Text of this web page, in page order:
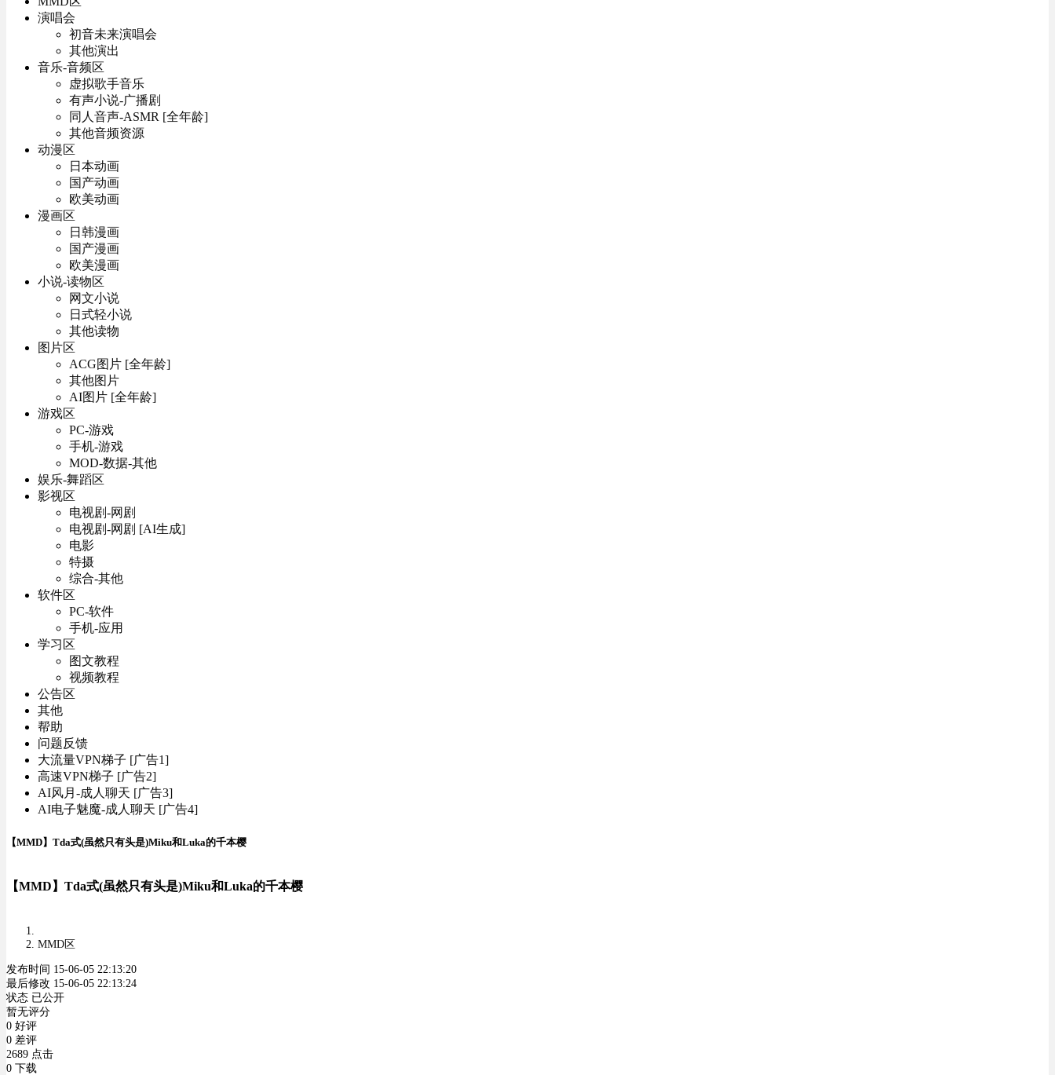
演唱会
初音未来演唱会
其他演出
音乐-音频区
虚拟歌手音乐
有声小说-广播剧
同人音声-ASMR [全年龄]
其他音频资源
动漫区
日本动画
国产动画
欧美动画
漫画区
日韩漫画
国产漫画
欧美漫画
小说-读物区
网文小说
日式轻小说
其他读物
图片区
ACG图片 [全年龄]
其他图片
AI图片 [全年龄]
游戏区
PC-游戏
手机-游戏
MOD-数据-其他
娱乐-舞蹈区
影视区
电视剧-网剧
电视剧-网剧 [AI生成]
电影
特摄
综合-其他
软件区
PC-软件
手机-应用
学习区
图文教程
视频教程
公告区
其他
帮助
问题反馈
大流量VPN梯子 [广告1]
高速VPN梯子 [广告2]
AI风月-成人聊天 [广告3]
AI电子魅魔-成人聊天 [广告4]
【MMD】Tda式(虽然只有头是)Miku和Luka的千本樱
【MMD】Tda式(虽然只有头是)Miku和Luka的千本樱
MMD区
发布时间 15-06-05 22:13:20
最后修改 15-06-05 22:13:24
状态 已公开
暂无评分
0 好评
0 差评
2689 点击
0 下载